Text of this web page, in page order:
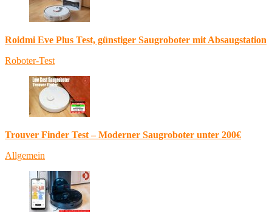
Roidmi Eve Plus Test, günstiger Saugroboter mit Absaugstation
Roboter-Test
Trouver Finder Test – Moderner Saugroboter unter 200€
Allgemein